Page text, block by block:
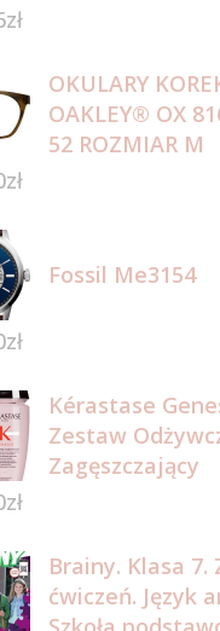
zł
OKULARY
OAKLEY® OX
52 ROZMIAR M
zł
Fossil Me3154
zł
Kérastase
Zestaw
Zagęszczający
zł
Brainy. Klasa 7.
ćwiczeń. Język